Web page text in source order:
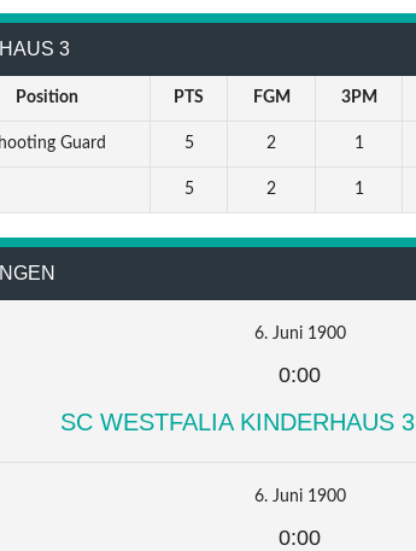
3
Position PTS FGM 3PM
Guard 5 2 1
5 2 1
6. Juni 1900
0:00
SC WESTFALIA KINDERHAUS 3
6. Juni 1900
0:00